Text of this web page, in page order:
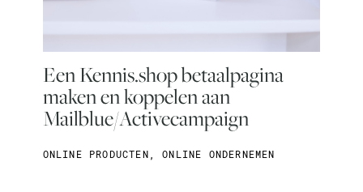
Een Kennis.shop betaalpagina
maken en koppelen aan
Mailblue/Activecampaign
ONLINE PRODUCTEN ,ONLINE ONDERNEMEN